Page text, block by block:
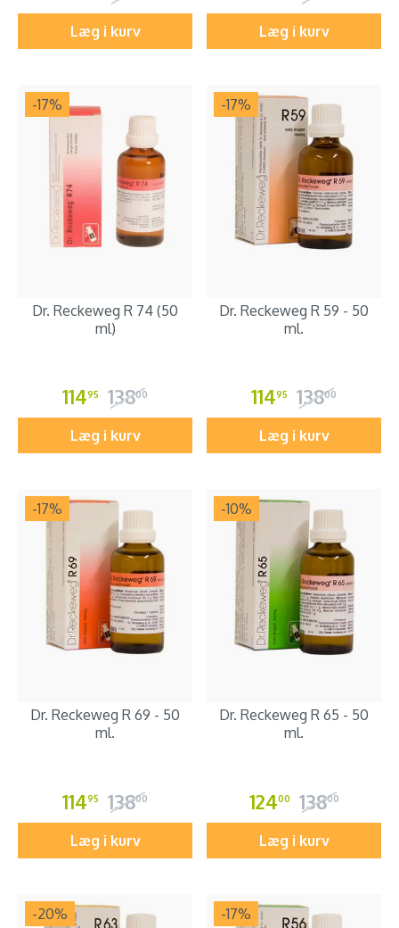
Læg i kurv Læg i kurv
-17%
Dr. Reckeweg R 74 (50
ml)
11495 13800
Læg i kurv
-17%
Dr. Reckeweg R 59 - 50
ml.
11495 13800
Læg i kurv
-17%
Dr. Reckeweg R 69 - 50
ml.
11495 13800
Læg i kurv
-10%
Dr. Reckeweg R 65 - 50
ml.
12400 13800
Læg i kurv
-20% -17%